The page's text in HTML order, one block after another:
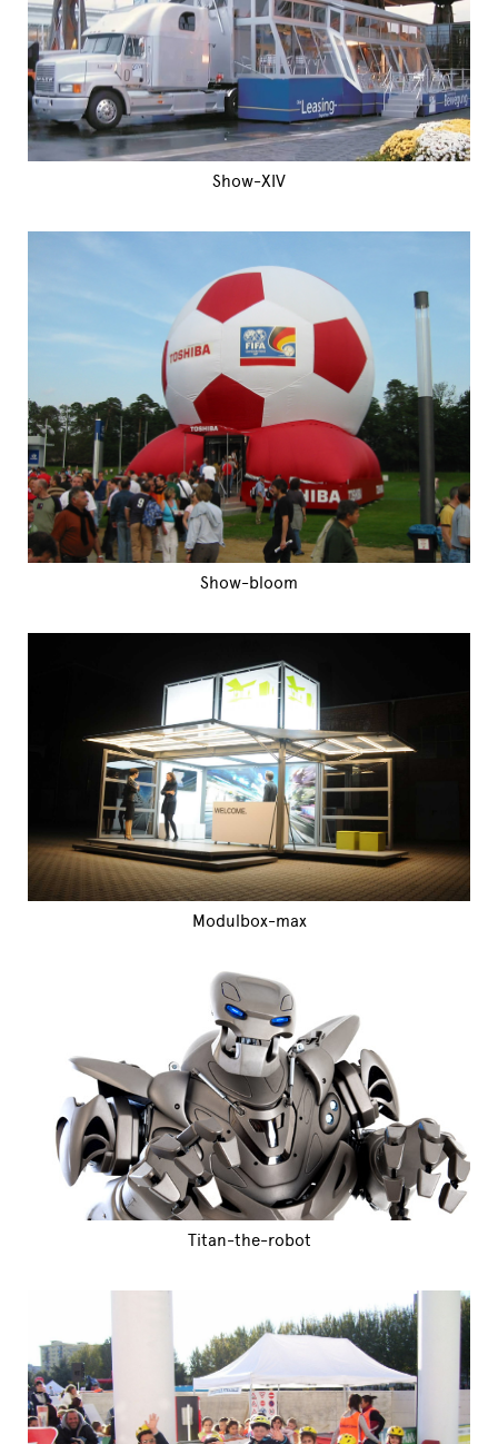
Show-XIV
Show-bloom
Modulbox-max
Titan-the-robot